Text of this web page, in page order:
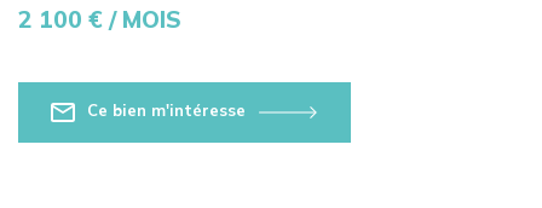
2 100 € / MOIS
Ce bien m'intéresse